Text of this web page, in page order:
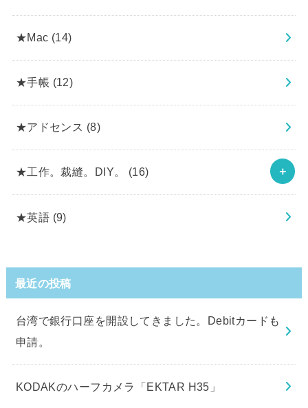
★Mac (14)
★手帳 (12)
★アドセンス (8)
★工作。裁縫。DIY。 (16)
★英語 (9)
最近の投稿
台湾で銀行口座を開設してきました。Debitカードも
申請。
KODAKのハーフカメラ「EKTAR H35」